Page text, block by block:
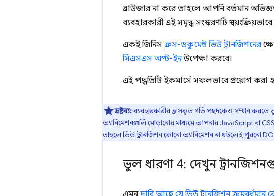
ব্রাউজার না করে তাহলে আপনি বর্তমান
ব্যবহারকারী এই সমৃদ্ধ সংস্করণটি
একই জিনিসক্রস-ডকুমেন্ট ভিউ ট্রানজিশনের
সিএসএস অপ্ট-ইনউপেক্ষা করবে।
এই পদ্ধতিটি ইকমার্সে সফলভাবে প্রয়োগ করা
দ্রষ্টব্য:ব্যবহারকারীর হ্রাসকৃত গতি পছন্দকেও সম্মান করতে
অ্যানিমেশনগুলি মোড়ানোর মাধ্যমে আপনার JavaScript বা
তাহলে ভিউ ট্রানজিশন কোনো অ্যানিমেশন না ঘটলেই পুরনো
ভুল ধারণা 4: দেখুন